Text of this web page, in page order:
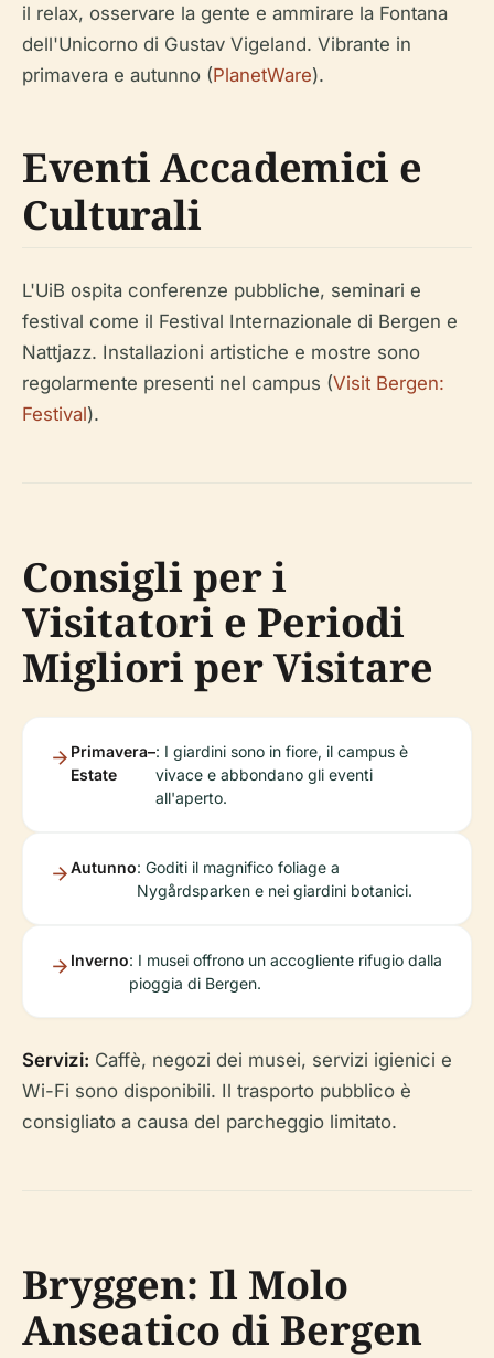
il relax, osservare la gente e ammirare la Fontana
dell'Unicorno di Gustav Vigeland. Vibrante in
primavera e autunno (PlanetWare).
Eventi Accademici e
Culturali
L'UiB ospita conferenze pubbliche, seminari e
festival come il Festival Internazionale di Bergen e
Nattjazz. Installazioni artistiche e mostre sono
regolarmente presenti nel campus (Visit Bergen:
Festival).
Consigli per i
Visitatori e Periodi
Migliori per Visitare
Primavera–
Estate
: I giardini sono in fiore, il campus è
vivace e abbondano gli eventi
all'aperto.
Autunno: Goditi il ​​magnifico foliage a
Nygårdsparken e nei giardini botanici.
Inverno: I musei offrono un accogliente rifugio dalla
pioggia di Bergen.
Servizi: Caffè, negozi dei musei, servizi igienici e
Wi-Fi sono disponibili. Il trasporto pubblico è
consigliato a causa del parcheggio limitato.
Bryggen: Il Molo
Anseatico di Bergen